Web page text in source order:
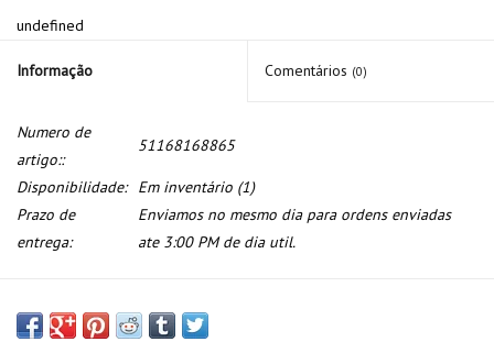
undefined
Informação Comentários (0)
Numero de
artigo::
51168168865
Disponibilidade: Em inventário (1)
Prazo de
entrega:
Enviamos no mesmo dia para ordens enviadas
ate 3:00 PM de dia util.